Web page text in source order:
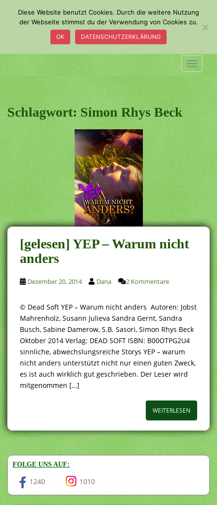
o
a
i
n
c
o
n
t
e
n
t
Schlagwort:Simon Rhys Beck
[gelesen] YEP – Warum nicht
anders
Dezember 20, 2014 Dana 2 Kommentare
© Dead Soft YEP – Warum nicht anders Autoren: Jobst
Mahrenholz, Susann Julieva Sandra Gernt, Sandra
Busch, Sabine Damerow, S.B. Sasori, Simon Rhys Beck
Oktober 2014 Verlag: DEAD SOFT ISBN: B00OTPG2U4
sinnliche, abwechslungsreiche Storys YEP – warum
nicht anders unterstützt nicht nur einen guten Zweck,
es ist auch wirklich gut geschrieben. Der Leser wird
mitgenommen […]
WEITERLESEN
FOLGE UNS AUF:
1240 1010
Diese Website benutzt Cookies. Durch die weitere Nutzung
der Webseite stimmst du der Verwendung von Cookies zu.
OK DATENSCHUTZERKLÄRUNG